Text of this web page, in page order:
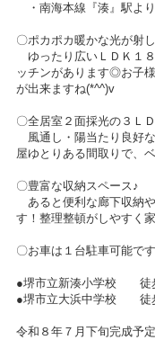
・南海本線『湊』駅よ
〇ポカポカ暖かな光が射
ゆったり広いＬＤＫ１
ッチンがあります◎お子
が出来ますね(*^^)v
〇全居室２面採光の３Ｌ
風通し・陽当たり良好
屋ゆとりある間取りで、
〇豊富な収納スペース♪
あると便利な廊下収納
す！整理整頓がしやすく
〇お車は１台駐車可能で
●堺市立新湊小学校 徒
●堺市立大浜中学校 徒歩
令和８年７月下旬完成予定